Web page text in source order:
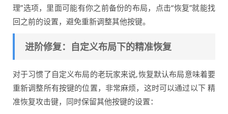
理”选项，里面可能有你之前备份的布局，点击“恢复”就能找
回之前的设置，避免重新调整其他按键。
进阶修复：自定义布局下的精准恢复
对于习惯了自定义布局的老玩家来说,恢复默认布局意味着要
重新调整所有按键的位置，非常麻烦，这时可以通过以下 精
准恢复攻击键，同时保留其他按键的设置：